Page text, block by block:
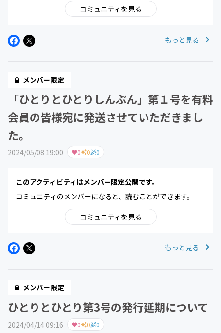
コミュニティを見る
もっと見る
メンバー限定
「ひとりとひとりしんぶん」第１号を有料
会員の皆様宛に発送させていただきまし
た。
2024/05/08 19:00 0 0 0
このアクティビティはメンバー限定公開です。
コミュニティのメンバーになると、読むことができます。
コミュニティを見る
もっと見る
メンバー限定
ひとりとひとり第3号の発行延期について
2024/04/14 09:16 0 0 0